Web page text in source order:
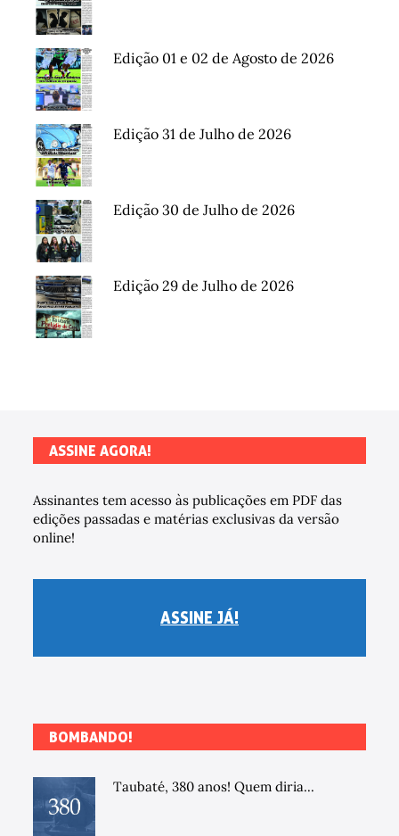
Edição 01 e 02 de Agosto de 2026
Edição 31 de Julho de 2026
Edição 30 de Julho de 2026
Edição 29 de Julho de 2026
ASSINE AGORA!
Assinantes tem acesso às publicações em PDF das
edições passadas e matérias exclusivas da versão
online!
ASSINE JÁ!
BOMBANDO!
Taubaté, 380 anos! Quem diria...